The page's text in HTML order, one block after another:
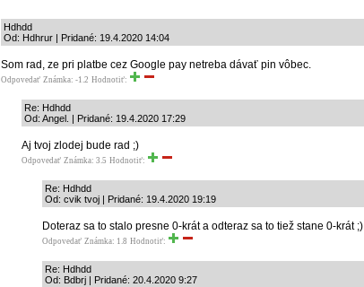
Hdhdd
Od: Hdhrur | Pridané: 19.4.2020 14:04
Som rad, ze pri platbe cez Google pay netreba dávať pin vôbec.
Odpovedať Známka: -1.2 Hodnotiť:
Re: Hdhdd
Od: Angel. | Pridané: 19.4.2020 17:29
Aj tvoj zlodej bude rad ;)
Odpovedať Známka: 3.5 Hodnotiť:
Re: Hdhdd
Od: cvik tvoj | Pridané: 19.4.2020 19:19
Doteraz sa to stalo presne 0-krát a odteraz sa to tiež stane 0-krát ;)
Odpovedať Známka: 1.8 Hodnotiť:
Re: Hdhdd
Od: Bdbrj | Pridané: 20.4.2020 9:27